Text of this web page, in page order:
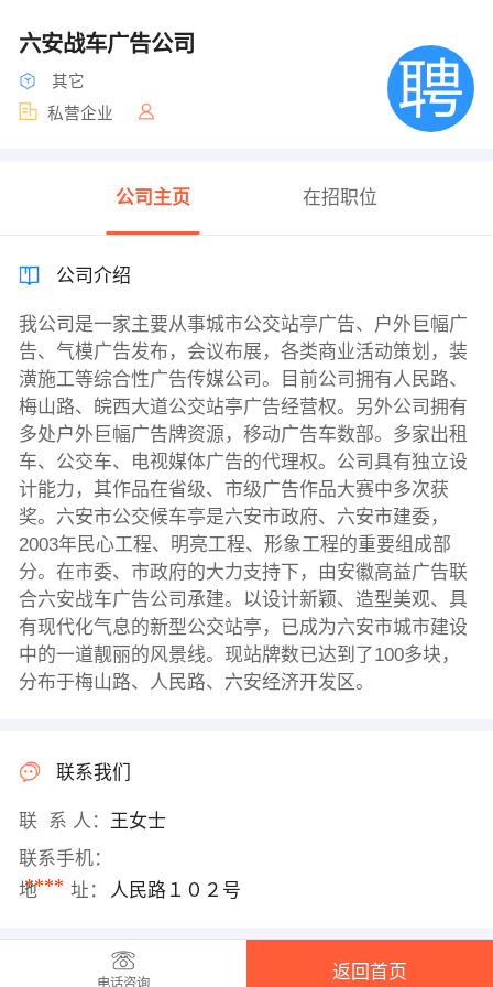
六安战车广告公司
其它
私营企业
公司主页 在招职位
公司介绍
我公司是一家主要从事城市公交站亭广告、户外巨幅广
告、气模广告发布，会议布展，各类商业活动策划，装
潢施工等综合性广告传媒公司。目前公司拥有人民路、
梅山路、皖西大道公交站亭广告经营权。另外公司拥有
多处户外巨幅广告牌资源，移动广告车数部。多家出租
车、公交车、电视媒体广告的代理权。公司具有独立设
计能力，其作品在省级、市级广告作品大赛中多次获
奖。六安市公交候车亭是六安市政府、六安市建委，
2003年民心工程、明亮工程、形象工程的重要组成部
分。在市委、市政府的大力支持下，由安徽高益广告联
合六安战车广告公司承建。以设计新颖、造型美观、具
有现代化气息的新型公交站亭，已成为六安市城市建设
中的一道靓丽的风景线。现站牌数已达到了100多块，
分布于梅山路、人民路、六安经济开发区。
联系我们
联 系 人： 王女士
联系手机：
****
地 址： 人民路１０２号
电话咨询
返回首页